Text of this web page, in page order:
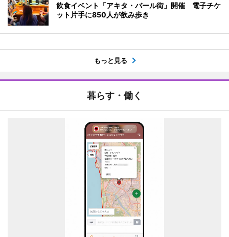
飲食イベント「アキタ・バール街」開催 電子チケ
ット片手に850人が飲み歩き
もっと見る
暮らす・働く